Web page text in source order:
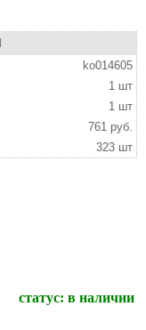
ko014605
1 шт
1 шт
761 руб.
323 шт
статус: в наличии